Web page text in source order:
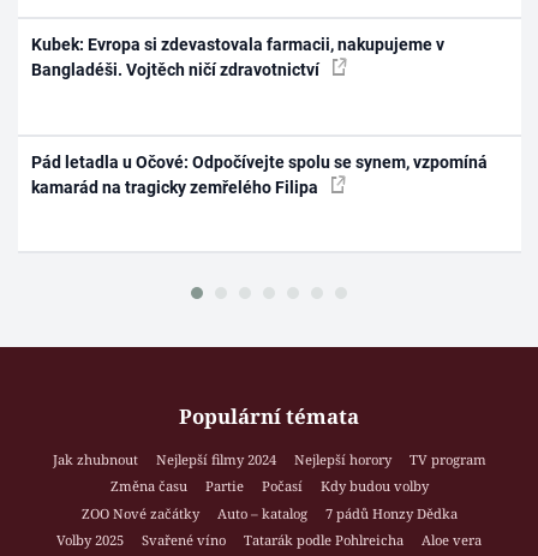
Kubek: Evropa si zdevastovala farmacii, nakupujeme v
Bangladéši. Vojtěch ničí zdravotnictví
Pád letadla u Očové: Odpočívejte spolu se synem, vzpomíná
kamarád na tragicky zemřelého Filipa
Populární témata
Jak zhubnout Nejlepší filmy 2024 Nejlepší horory
TV program
Změna času
Partie Počasí
Kdy budou volby
ZOO Nové začátky
Auto – katalog
7 pádů Honzy Dědka
Volby 2025
Svařené víno Tatarák podle Pohlreicha
Aloe vera